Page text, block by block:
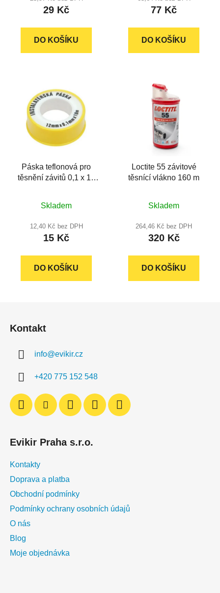
je
z
29 Kč
DO KOŠÍKU
je
z
77 Kč
DO KOŠÍKU
Páska teflonová pro
těsnění závitů 0,1 x 12
hodnocení
produktu
je
z
Skladem
12,40 Kč bez DPH
15 Kč
DO KOŠÍKU
Loctite 55 závitové
těsnící vlákno 160 m
hodnocení
produktu
je
z
Skladem
264,46 Kč bez DPH
320 Kč
DO KOŠÍKU
Kontakt
info@evikir.cz
+420 775 152 548
Evikir Praha s.r.o.
Kontakty
Doprava a platba
Obchodní podmínky
Podmínky ochrany osobních údajů
O nás
Blog
Moje objednávka